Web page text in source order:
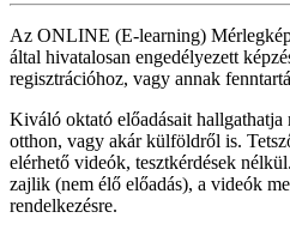
Az ONLINE (E-learning)
által hivatalosan engedélyezett
regisztrációhoz, vagy annak
Kiváló oktató előadásait
otthon, vagy akár külföldről is.
elérhető videók, tesztkérdések
zajlik (nem élő előadás), a videók
rendelkezésre.